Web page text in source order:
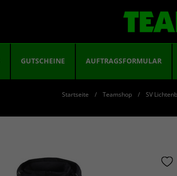
GUTSCHEINE AUFTRAGSFORMULAR
Startseite Teamshop SV